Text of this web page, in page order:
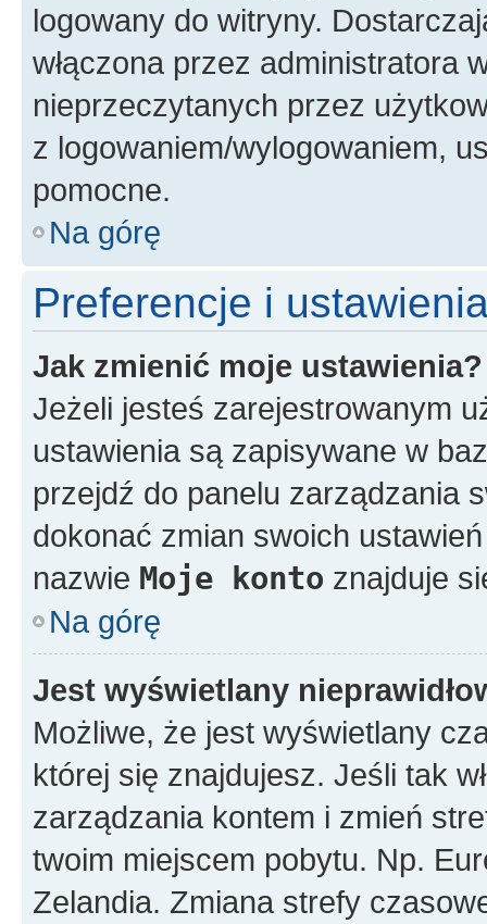
logowany do witryny.
włączona przez administratora
nieprzeczytanych przez
z logowaniem/wylogowaniem,
pomocne.
Na górę
Preferencje i
Jak zmienić moje ustawienia?
Jeżeli jesteś zarejestrowanym
ustawienia są zapisywane w
przejdź do panelu zarządzania
dokonać zmian swoich
nazwie Moje konto znajduje
Na górę
Jest wyświetlany
Możliwe, że jest wyświetlany
której się znajdujesz. Jeśli tak
zarządzania kontem i zmień
twoim miejscem pobytu. Np.
Zelandia. Zmiana strefy